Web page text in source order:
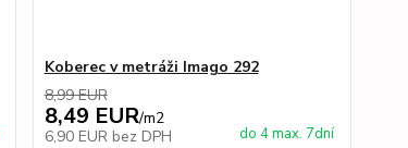
Koberec v metráži Imago 292
8,99 EUR
8,49 EUR/m2
6,90 EUR bez DPH do 4 max. 7dní